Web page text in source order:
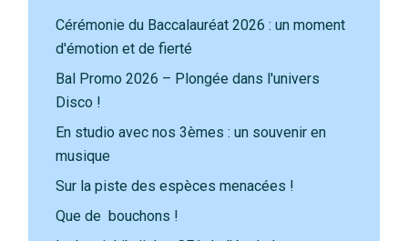
Cérémonie du Baccalauréat 2026 : un moment
d'émotion et de fierté
Bal Promo 2026 – Plongée dans l'univers
Disco !
En studio avec nos 3èmes : un souvenir en
musique
Sur la piste des espèces menacées !
Que de bouchons !